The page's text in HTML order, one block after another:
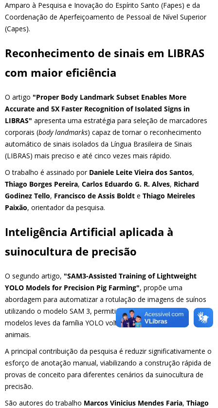
Amparo à Pesquisa e Inovação do Espírito Santo (Fapes) e da
Coordenação de Aperfeiçoamento de Pessoal de Nível Superior
(Capes).
Reconhecimento de sinais em LIBRAS
com maior eficiência
O artigo "Proper Body Landmark Subset Enables More
Accurate and 5X Faster Recognition of Isolated Signs in
LIBRAS" apresenta uma estratégia para seleção de marcadores
corporais (body landmarks) capaz de tornar o reconhecimento
automático de sinais isolados da Língua Brasileira de Sinais
(LIBRAS) mais preciso e até cinco vezes mais rápido.
O trabalho é assinado por Daniele Leite Vieira dos Santos,
Thiago Borges Pereira, Carlos Eduardo G. R. Alves, Richard
Godinez Tello, Francisco de Assis Boldt e Thiago Meireles
Paixão, orientador da pesquisa.
Inteligência Artificial aplicada à
suinocultura de precisão
O segundo artigo, "SAM3-Assisted Training of Lightweight
YOLO Models for Precision Pig Farming", propõe uma
abordagem para automatizar a rotulação de imagens de suínos
utilizando o modelo SAM 3, permitindo o treinamento de
modelos leves da família YOLO voltados à localização dos
animais.
A principal contribuição da pesquisa é reduzir significativamente o
esforço de anotação manual, viabilizando a construção rápida de
provas de conceito para diferentes cenários da suinocultura de
precisão.
São autores do trabalho Marcos Vinicius Mendes Faria, Thiago